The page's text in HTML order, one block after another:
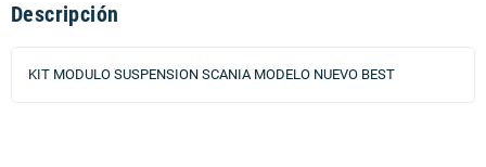
Descripción
KIT MODULO SUSPENSION SCANIA MODELO NUEVO BEST